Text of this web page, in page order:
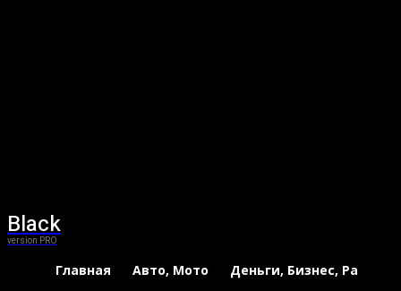
Black
version PRO
Главная Авто, Мото Деньги, Бизнес, Работа